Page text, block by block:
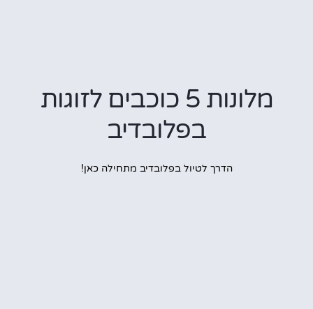
מלונות 5 כוכבים לזוגות
בפלובדיב
הדרך לטיול בפלובדיב מתחילה כאן!